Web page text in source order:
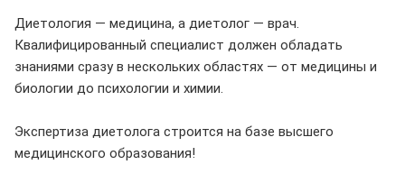
Диетология — медицина, а диетолог — врач.
Квалифицированный специалист должен обладать
знаниями сразу в нескольких областях — от медицины и
биологии до психологии и химии.
Экспертиза диетолога строится на базе высшего
медицинского образования!